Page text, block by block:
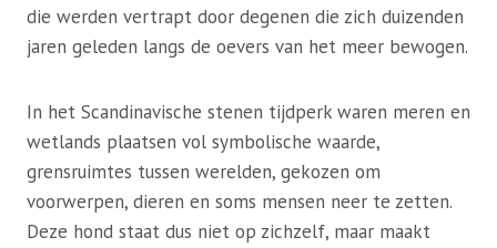
die werden vertrapt door degenen die zich duizenden
jaren geleden langs de oevers van het meer bewogen.
In het Scandinavische stenen tijdperk waren meren en
wetlands plaatsen vol symbolische waarde,
grensruimtes tussen werelden, gekozen om
voorwerpen, dieren en soms mensen neer te zetten.
Deze hond staat dus niet op zichzelf, maar maakt